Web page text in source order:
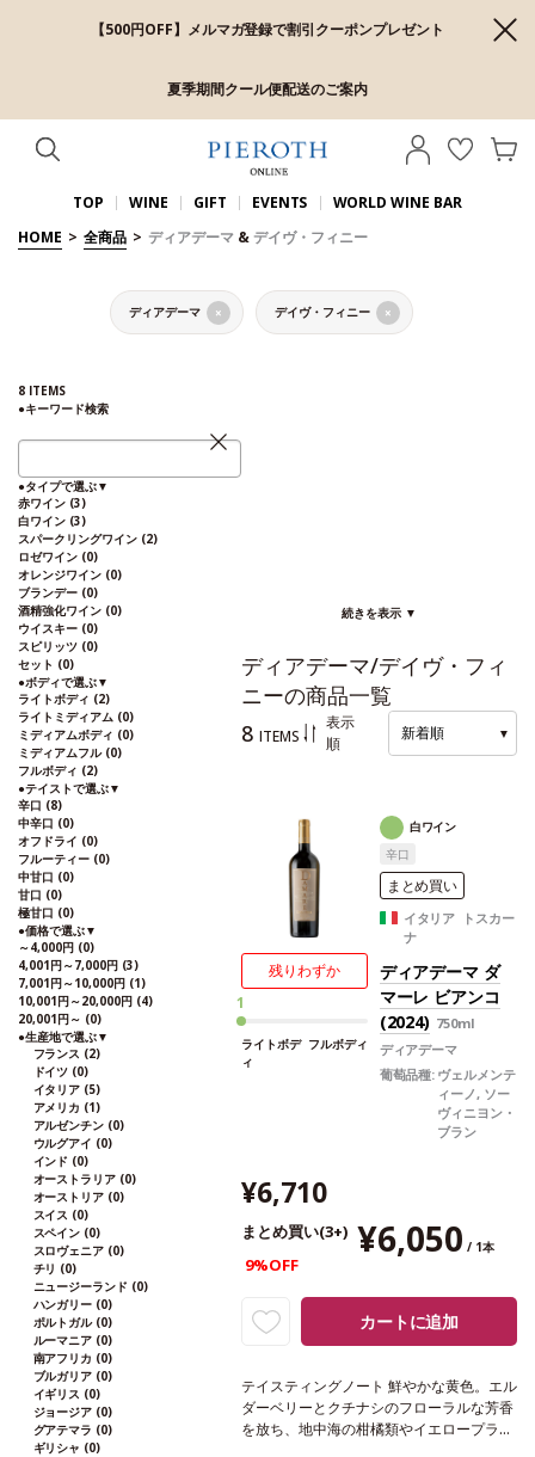
【500円OFF】メルマガ登録で割引クーポンプレゼント
夏季期間クール便配送のご案内
TOP WINE GIFT EVENTS
WORLD WINE BAR
HOME > 全商品 > ディアデーマ&デイヴ・フィニー
ディアデーマ × デイヴ・フィニー ×
8 ITEMS
●キーワード検索
●タイプで選ぶ▼
赤ワイン (3)
白ワイン (3)
スパークリングワイン (2)
ロゼワイン (0)
オレンジワイン (0)
ブランデー (0)
酒精強化ワイン (0)
ウイスキー (0)
スピリッツ (0)
セット (0)
●ボディで選ぶ▼
ライトボディ (2)
ライトミディアム (0)
ミディアムボディ (0)
ミディアムフル (0)
フルボディ (2)
●テイストで選ぶ▼
辛口 (8)
中辛口 (0)
オフドライ (0)
フルーティー (0)
中甘口 (0)
甘口 (0)
極甘口 (0)
●価格で選ぶ▼
～4,000円 (0)
4,001円～7,000円 (3)
7,001円～10,000円 (1)
10,001円～20,000円 (4)
20,001円～ (0)
●生産地で選ぶ▼
フランス (2)
ドイツ (0)
イタリア (5)
アメリカ (1)
アルゼンチン (0)
ウルグアイ (0)
インド (0)
オーストラリア (0)
オーストリア (0)
スイス (0)
スペイン (0)
スロヴェニア (0)
チリ (0)
ニュージーランド (0)
ハンガリー (0)
ポルトガル (0)
ルーマニア (0)
南アフリカ (0)
ブルガリア (0)
イギリス (0)
ジョージア (0)
グアテマラ (0)
ギリシャ (0)
続きを表示 ▼
ディアデーマ/デイヴ・フィ
ニーの商品一覧
8 ITEMS
表示
順
新着順 ▼
残りわずか
1
ライトボデ
ィ
フルボディ
白ワイン
辛口
まとめ買い
イタリア トスカー
ナ
ディアデーマ ダ
マーレ ビアンコ
(2024) 750ml
ディアデーマ
葡萄品種: ヴェルメンテ
ィーノ, ソー
ヴィニヨン・
ブラン
¥6,710
まとめ買い(3+) ¥6,050 / 1本
9%OFF
カートに追加
テイスティングノート 鮮やかな黄色。エル
ダーベリーとクチナシのフローラルな芳香
を放ち、地中海の柑橘類やイエロープラム